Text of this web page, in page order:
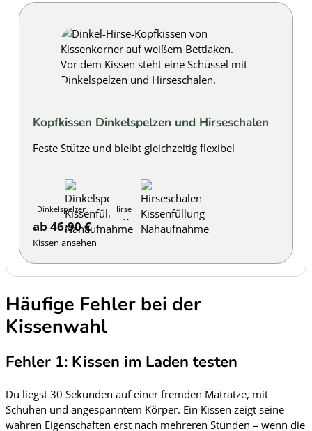
Kopfkissen Dinkelspelzen und Hirseschalen
Feste Stütze und bleibt gleichzeitig flexibel
Füllung:
Dinkelspelzen Hirse
ab 46,90€
Kissen ansehen
Häufige Fehler bei der
Kissenwahl
Fehler 1: Kissen im Laden testen
Du liegst 30 Sekunden auf einer fremden Matratze, mit
Schuhen und angespanntem Körper. Ein Kissen zeigt seine
wahren Eigenschaften erst nach mehreren Stunden – wenn die